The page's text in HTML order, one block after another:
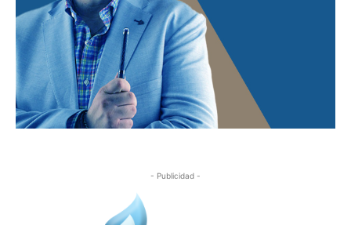
- Publicidad -